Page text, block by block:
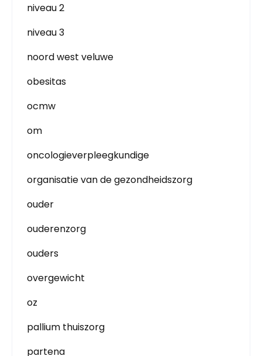
niveau 2
niveau 3
noord west veluwe
obesitas
ocmw
om
oncologieverpleegkundige
organisatie van de gezondheidszorg
ouder
ouderenzorg
ouders
overgewicht
oz
pallium thuiszorg
partena